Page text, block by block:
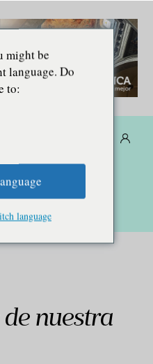
nuestra
might be
language. Do
to:
language